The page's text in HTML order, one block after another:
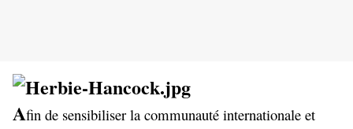
Afin de sensibiliser la communauté internationale et